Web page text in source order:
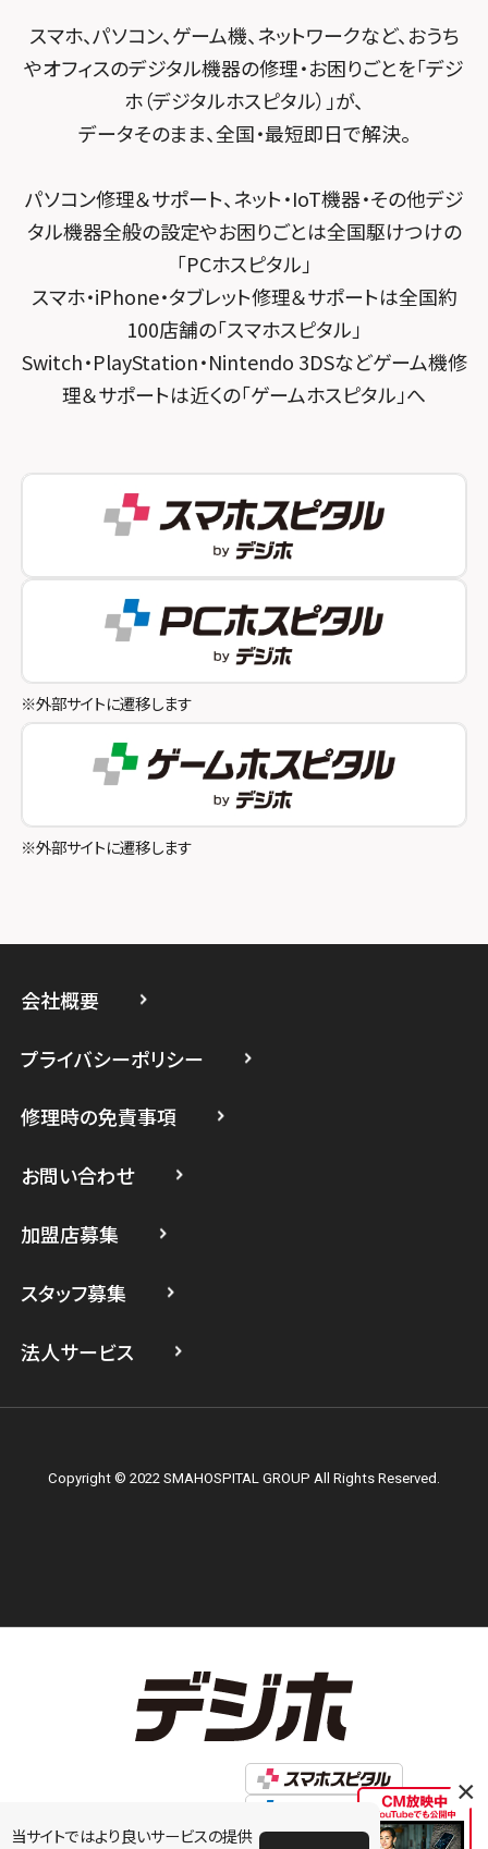
スマホスピタル テルル宮野木
スマホスピタル千葉
スマホスピタル 大森
スマホスピタル練馬
スマホスピタル 神田
スマホスピタル三軒茶屋
スマホスピタル秋葉原
スマホスピタル 自由が丘
スマホスピタルオリナス錦糸町
スマホスピタル テルル成増
スマホスピタル池袋
スマホスピタル八王子
スマホスピタル町田
スマホスピタル吉祥寺
スマホスピタル立川
スマホスピタル たまプラーザ駅前
スマホスピタル 登戸・向ヶ丘遊園
スマホスピタル 武蔵小杉
スマホスピタル テルル上大岡
スマホスピタル堺
スマホスピタル 堺出張所
スマホスピタル京都河原町
スマホスピタル宇治槙島
スマホスピタル烏丸
スマホスピタル 京都宇治
スマホスピタル 福知山
スマホスピタル神戸三宮
スマホスピタル by デジホ 姫路キャスパ
スマホスピタル伊丹
スマホスピタル奈良生駒
スマホスピタル和歌山
スマホ、パソコン、ゲーム機、ネットワークなど、おうち
やオフィスのデジタル機器の修理・お困りごとを「デジ
ホ（デジタルホスピタル）」が、
データそのまま、全国・最短即日で解決。
パソコン修理＆サポート、ネット・IoT機器・その他デジ
タル機器全般の設定やお困りごとは全国駆けつけの
「PCホスピタル」
スマホ・iPhone・タブレット修理＆サポートは全国約
100店舗の「スマホスピタル」
Switch・PlayStation・Nintendo 3DSなどゲーム機修
理＆サポートは近くの「ゲームホスピタル」へ
※外部サイトに遷移します
※外部サイトに遷移します
会社概要
プライバシーポリシー
修理時の免責事項
お問い合わせ
加盟店募集
スタッフ募集
法人サービス
Copyright © 2022 SMAHOSPITAL GROUP All Rights Reserved.
×
当サイトではより良いサービスの提供